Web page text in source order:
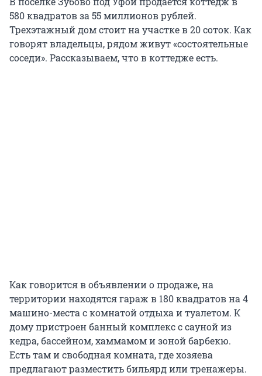
580 квадратов за 55 миллионов рублей.
Трехэтажный дом стоит на участке в 20 соток. Как
говорят владельцы, рядом живут «состоятельные
соседи». Рассказываем, что в коттедже есть.
Как говорится в объявлении о продаже, на
территории находятся гараж в 180 квадратов на 4
машино-места с комнатой отдыха и туалетом. К
дому пристроен банный комплекс с сауной из
кедра, бассейном, хаммамом и зоной барбекю.
Есть там и свободная комната, где хозяева
предлагают разместить бильярд или тренажеры.